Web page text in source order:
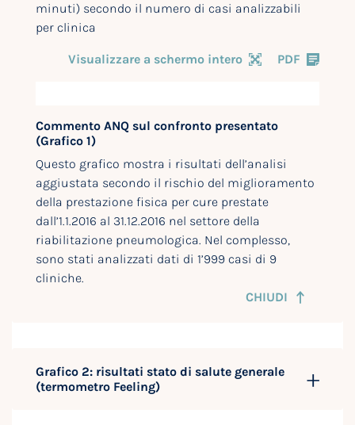
minuti) secondo il numero di casi analizzabili
per clinica
Visualizzare a schermo intero PDF
Commento ANQ sul confronto presentato
(Grafico 1)
Questo grafico mostra i risultati dell’analisi
aggiustata secondo il rischio del miglioramento
della prestazione fisica per cure prestate
dall’1.1.2016 al 31.12.2016 nel settore della
riabilitazione pneumologica. Nel complesso,
sono stati analizzati dati di 1’999 casi di 9
cliniche.
CHIUDI
Grafico 2: risultati stato di salute generale
(termometro Feeling)